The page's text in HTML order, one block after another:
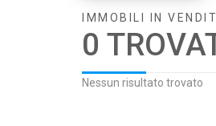
IMMOBILI IN
0
Nessun risultato trovato